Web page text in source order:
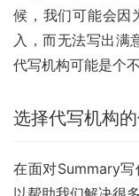
候，我们可能会因
入，而无法写出满
代写机构可能是个
选择代写机构
在面对Summary